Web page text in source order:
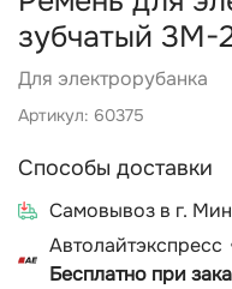
зубчатый 3М-
Для электрорубанка
Артикул: 60375
Способы доставки
Cамовывоз в г.
Автолайтэкспресс
Бесплатно при